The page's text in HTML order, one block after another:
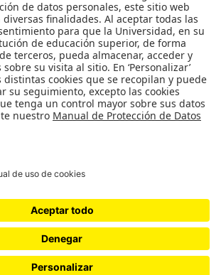
Uniandina
Universidad: Decreto 1297 del 30 de mayo de 1964.
jurídica: Resolución 28 del 23 de febrero de 1949